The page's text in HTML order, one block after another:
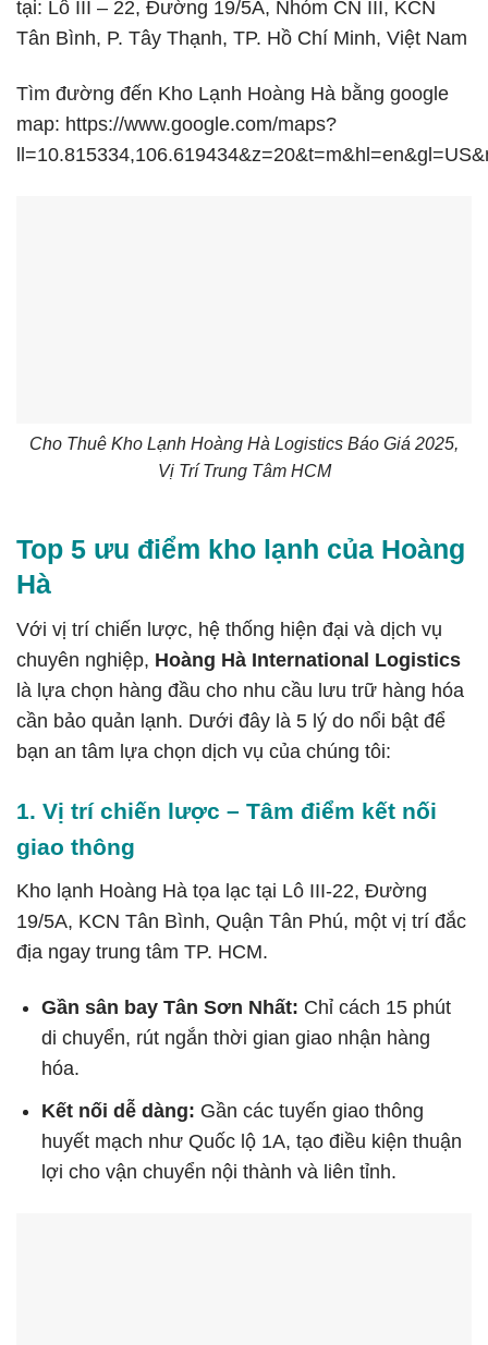
tại: Lô III – 22, Đường 19/5A, Nhóm CN III, KCN
Tân Bình, P. Tây Thạnh, TP. Hồ Chí Minh, Việt Nam
Tìm đường đến Kho Lạnh Hoàng Hà bằng google
map: https://www.google.com/maps?
Cho Thuê Kho Lạnh Hoàng Hà Logistics Báo Giá 2025,
Vị Trí Trung Tâm HCM
Top 5 ưu điểm kho lạnh của Hoàng
Hà
Với vị trí chiến lược, hệ thống hiện đại và dịch vụ
chuyên nghiệp, Hoàng Hà International Logistics
là lựa chọn hàng đầu cho nhu cầu lưu trữ hàng hóa
cần bảo quản lạnh. Dưới đây là 5 lý do nổi bật để
bạn an tâm lựa chọn dịch vụ của chúng tôi:
1. Vị trí chiến lược – Tâm điểm kết nối
giao thông
Kho lạnh Hoàng Hà tọa lạc tại Lô III-22, Đường
19/5A, KCN Tân Bình, Quận Tân Phú, một vị trí đắc
địa ngay trung tâm TP. HCM.
Gần sân bay Tân Sơn Nhất: Chỉ cách 15 phút
di chuyển, rút ngắn thời gian giao nhận hàng
hóa.
Kết nối dễ dàng: Gần các tuyến giao thông
huyết mạch như Quốc lộ 1A, tạo điều kiện thuận
lợi cho vận chuyển nội thành và liên tỉnh.